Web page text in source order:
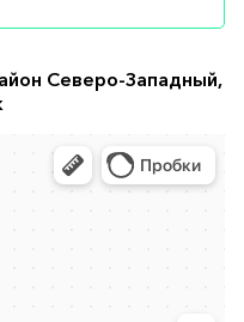
Северо-Западный,